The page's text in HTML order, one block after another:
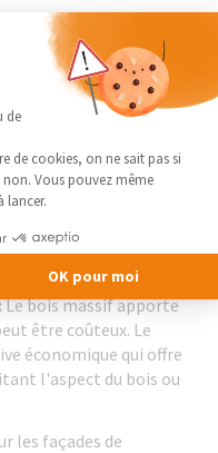
pour Placards sur
dressings sur mesure, le
est crucial pour garantir
décor intérieur. Voici
qui répondent à vos
Vie
Le bois massif apporte
être coûteux. Le
économique qui offre
l'aspect du bois ou
les façades de
de
de cookies, on ne sait pas si
Vous pouvez même
lancer.
OK pour moi